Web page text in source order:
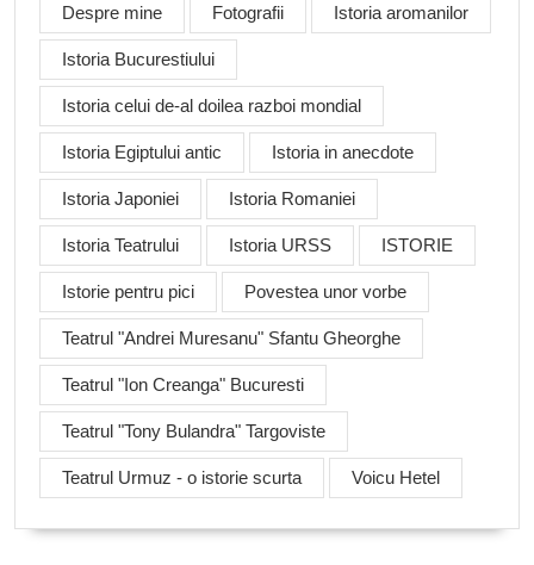
Despre mine Fotografii Istoria aromanilor
Istoria Bucurestiului
Istoria celui de-al doilea razboi mondial
Istoria Egiptului antic Istoria in anecdote
Istoria Japoniei Istoria Romaniei
Istoria Teatrului Istoria URSS ISTORIE
Istorie pentru pici Povestea unor vorbe
Teatrul "Andrei Muresanu" Sfantu Gheorghe
Teatrul "Ion Creanga" Bucuresti
Teatrul "Tony Bulandra" Targoviste
Teatrul Urmuz - o istorie scurta Voicu Hetel